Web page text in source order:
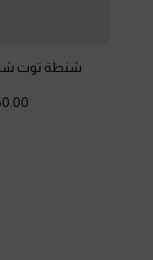
شنطة توت